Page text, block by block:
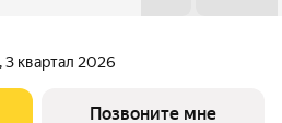
, 3 квартал 2026
Позвоните мне